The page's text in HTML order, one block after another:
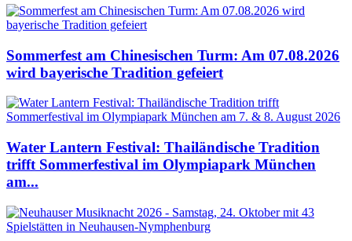
Sommerfest am Chinesischen Turm: Am 07.08.2026
wird bayerische Tradition gefeiert
Water Lantern Festival: Thailändische Tradition
trifft Sommerfestival im Olympiapark München
am...